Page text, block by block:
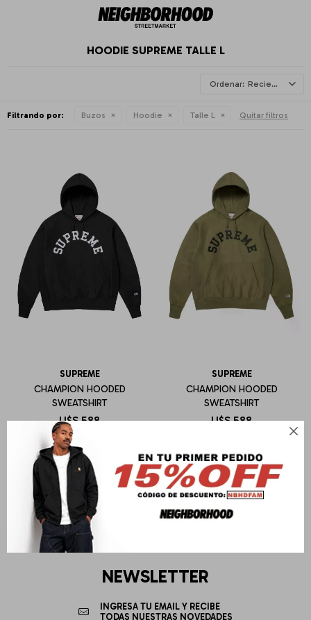

HOODIE SUPREME TALLE L
Recientes
Filtrando por: Buzos Hoodie Talle L Quitar filtros
SUPREME
CHAMPION HOODED
SWEATSHIRT
U$S 588
SUPREME
CHAMPION HOODED
SWEATSHIRT
U$S 588
NEWSLETTER